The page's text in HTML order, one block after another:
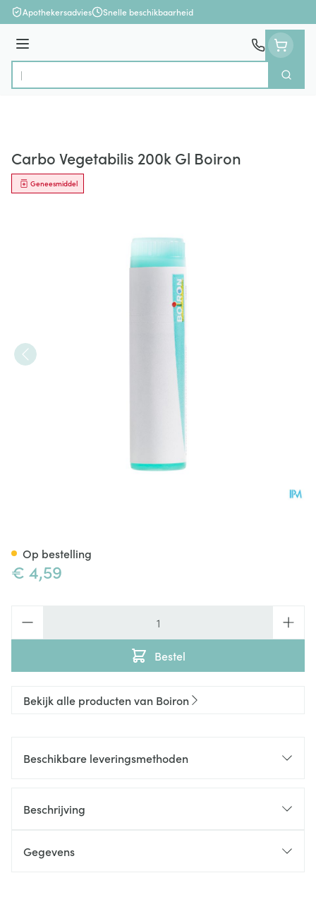
Ga naar de inhoud
Apothekersadvies Snelle beschikbaarheid
Menu
Product, merk, categorie...
Zoek
Carbo Vegetabilis 200k Gl Boiron
Geneesmiddel
€ 4,59
Bestel
Op bestelling
Bekijk alle producten van Boiron
Beschikbare leveringsmethoden
Beschrijving
Gegevens